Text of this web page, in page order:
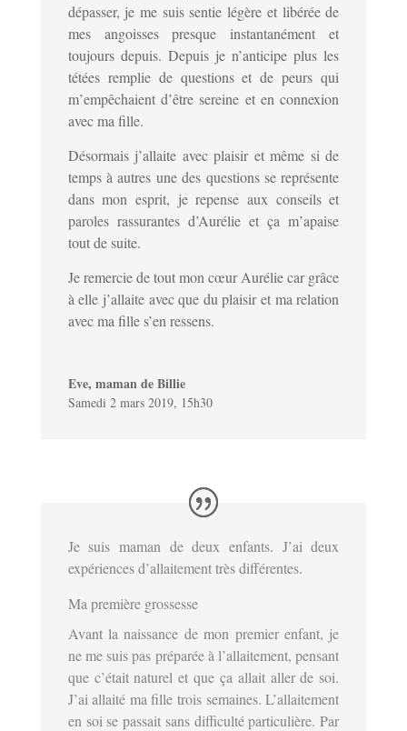
dépasser, je me suis sentie légère et libérée de
mes angoisses presque instantanément et
toujours depuis. Depuis je n’anticipe plus les
tétées remplie de questions et de peurs qui
m’empêchaient d’être sereine et en connexion
avec ma fille.
Désormais j’allaite avec plaisir et même si de
temps à autres une des questions se représente
dans mon esprit, je repense aux conseils et
paroles rassurantes d’Aurélie et ça m’apaise
tout de suite.
Je remercie de tout mon cœur Aurélie car grâce
à elle j’allaite avec que du plaisir et ma relation
avec ma fille s’en ressens.
Eve, maman de Billie
Samedi 2 mars 2019, 15h30
Je suis maman de deux enfants. J’ai deux
expériences d’allaitement très différentes.
Ma première grossesse
Avant la naissance de mon premier enfant, je
ne me suis pas préparée à l’allaitement, pensant
que c’était naturel et que ça allait aller de soi.
J’ai allaité ma fille trois semaines. L’allaitement
en soi se passait sans difficulté particulière. Par